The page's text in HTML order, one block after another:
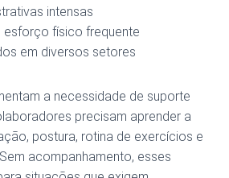
intensas
esforço físico frequente
em diversos setores
a necessidade de suporte
precisam aprender a
postura, rotina de exercícios e
acompanhamento, esses